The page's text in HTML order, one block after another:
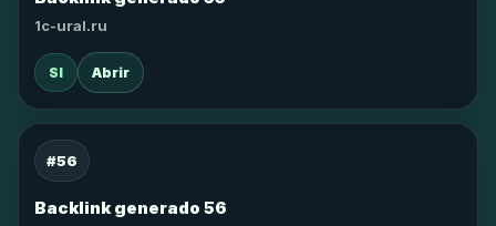
1c-ural.ru
SI Abrir
#56
Backlink generado 56